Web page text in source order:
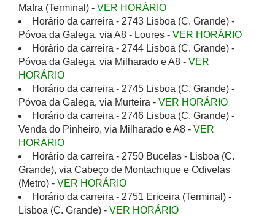
Mafra (Terminal) - VER HORÁRIO
Horário da carreira - 2743 Lisboa (C. Grande) -
Póvoa da Galega, via A8 - Loures - VER HORÁRIO
Horário da carreira - 2744 Lisboa (C. Grande) -
Póvoa da Galega, via Milharado e A8 - VER
HORÁRIO
Horário da carreira - 2745 Lisboa (C. Grande) -
Póvoa da Galega, via Murteira - VER HORÁRIO
Horário da carreira - 2746 Lisboa (C. Grande) -
Venda do Pinheiro, via Milharado e A8 - VER
HORÁRIO
Horário da carreira - 2750 Bucelas - Lisboa (C.
Grande), via Cabeço de Montachique e Odivelas
(Metro) - VER HORÁRIO
Horário da carreira - 2751 Ericeira (Terminal) -
Lisboa (C. Grande) - VER HORÁRIO